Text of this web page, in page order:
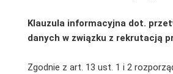
Klauzula informacyjna dot.
danych w związku z rekrutacją
Zgodnie z art. 13 ust. 1 i 2